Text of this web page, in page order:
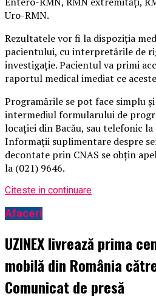
Uro-RMN.
Rezultatele vor fi la dispoziția
pacientului, cu interpretările de
investigație. Pacientul va primi
raportul medical imediat ce
Programările se pot face simplu
intermediul formularului de
locației din Bacău, sau telefonic
Informații suplimentare despre
decontate prin CNAS se obțin
la (021) 9646.
Citeste in continuare
Afaceri
UZINEX livrează prima
mobilă din România către
Comunicat de presă